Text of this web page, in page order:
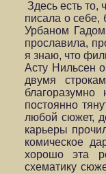
Здесь есть то,
писала о
Урбаном
прославила,
я знаю, что
Асту Нильсен
двумя
постоянно
любой сюжет,
карьеры
комическое
хорошо эта
схематику